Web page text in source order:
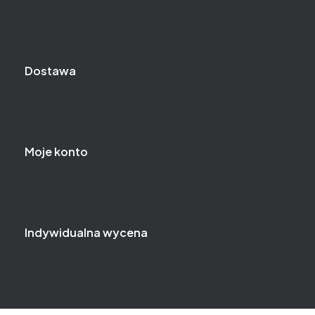
Dostawa
Moje konto
Indywidualna wycena